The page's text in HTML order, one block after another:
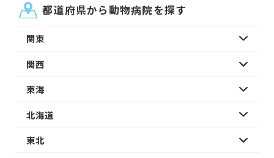
都道府県から動物病院を探す
関東
関西
東海
北海道
東北